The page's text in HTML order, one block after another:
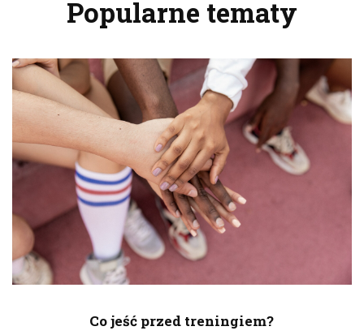
Popularne tematy
Co jeść przed treningiem?